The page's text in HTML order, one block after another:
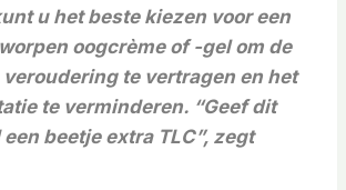
u het beste kiezen voor een
oogcrème of -gel om de
te vertragen en het
te verminderen. “Geef dit
beetje extra TLC”, zegt